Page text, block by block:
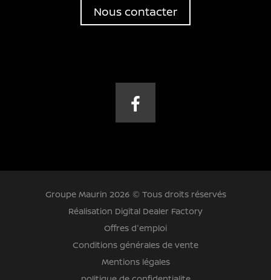
Nous contacter
Groupe Maurin 2026 © Tous droits réservés
Réalisation Digital Dealer Factory
Offres d'emploi
Conditions générales de vente
Mentions légales